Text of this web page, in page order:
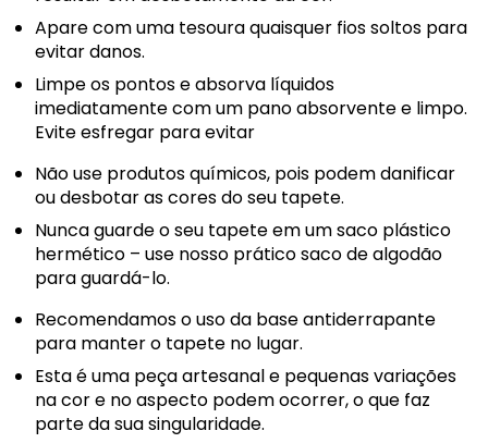
Apare com uma tesoura quaisquer fios soltos para
evitar danos.
Limpe os pontos e absorva líquidos
imediatamente com um pano absorvente e limpo.
Evite esfregar para evitar
Não use produtos químicos, pois podem danificar
ou desbotar as cores do seu tapete.
Nunca guarde o seu tapete em um saco plástico
hermético – use nosso prático saco de algodão
para guardá-lo.
Recomendamos o uso da base antiderrapante
para manter o tapete no lugar.
Esta é uma peça artesanal e pequenas variações
na cor e no aspecto podem ocorrer, o que faz
parte da sua singularidade.